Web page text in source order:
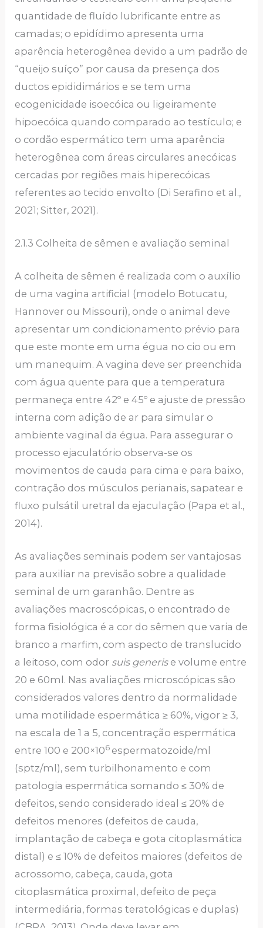
quantidade de fluído lubrificante entre as
camadas; o epidídimo apresenta uma
aparência heterogênea devido a um padrão de
“queijo suíço” por causa da presença dos
ductos epididimários e se tem uma
ecogenicidade isoecóica ou ligeiramente
hipoecóica quando comparado ao testículo; e
o cordão espermático tem uma aparência
heterogênea com áreas circulares anecóicas
cercadas por regiões mais hiperecóicas
referentes ao tecido envolto (Di Serafino et al.,
2021; Sitter, 2021).
2.1.3 Colheita de sêmen e avaliação seminal
A colheita de sêmen é realizada com o auxílio
de uma vagina artificial (modelo Botucatu,
Hannover ou Missouri), onde o animal deve
apresentar um condicionamento prévio para
que este monte em uma égua no cio ou em
um manequim. A vagina deve ser preenchida
com água quente para que a temperatura
permaneça entre 42º e 45º e ajuste de pressão
interna com adição de ar para simular o
ambiente vaginal da égua. Para assegurar o
processo ejaculatório observa-se os
movimentos de cauda para cima e para baixo,
contração dos músculos perianais, sapatear e
fluxo pulsátil uretral da ejaculação (Papa et al.,
2014).
As avaliações seminais podem ser vantajosas
para auxiliar na previsão sobre a qualidade
seminal de um garanhão. Dentre as
avaliações macroscópicas, o encontrado de
forma fisiológica é a cor do sêmen que varia de
branco a marfim, com aspecto de translucido
a leitoso, com odor suis generis e volume entre
20 e 60ml. Nas avaliações microscópicas são
considerados valores dentro da normalidade
uma motilidade espermática ≥ 60%, vigor ≥ 3,
na escala de 1 a 5, concentração espermática
entre 100 e 200×106 espermatozoide/ml
(sptz/ml), sem turbilhonamento e com
patologia espermática somando ≤ 30% de
defeitos, sendo considerado ideal ≤ 20% de
defeitos menores (defeitos de cauda,
implantação de cabeça e gota citoplasmática
distal) e ≤ 10% de defeitos maiores (defeitos de
acrossomo, cabeça, cauda, gota
citoplasmática proximal, defeito de peça
intermediária, formas teratológicas e duplas)